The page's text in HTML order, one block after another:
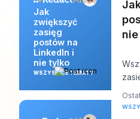
Jak
zwiększyć
zasięg
postów na
LinkedIn i
nie tylko
WSZYSTKIE TEMATY